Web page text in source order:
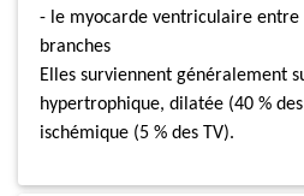
- le myocarde ventriculaire entre
branches
Elles surviennent généralement
hypertrophique, dilatée (40 %
ischémique (5 % des TV).